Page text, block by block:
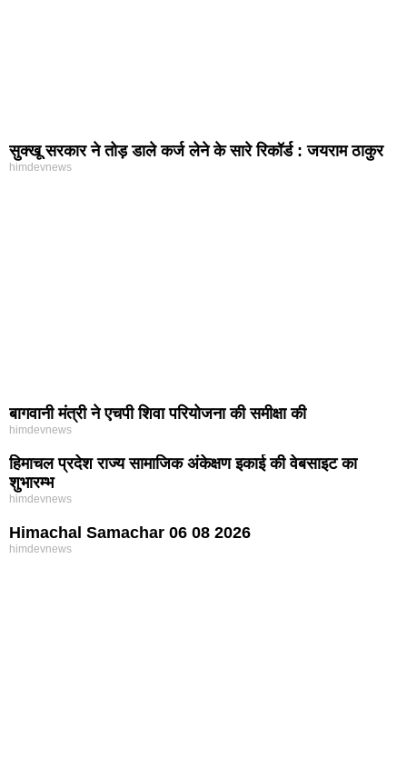
सुक्खू सरकार ने तोड़ डाले कर्ज लेने के सारे रिकॉर्ड : जयराम ठाकुर
himdevnews
बागवानी मंत्री ने एचपी शिवा परियोजना की समीक्षा की
himdevnews
हिमाचल प्रदेश राज्य सामाजिक अंकेक्षण इकाई की वेबसाइट का
शुभारम्भ
himdevnews
Himachal Samachar 06 08 2026
himdevnews